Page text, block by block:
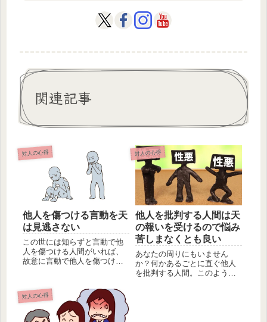
関連記事
対人の心得
他人を傷つける言動を天
は見逃さない
この世には知らずと言動で他
人を傷つける人間がいれば、
故意に言動で他人を傷つける
対人の心得
他人を批判する人間は天
の報いを受けるので悩み
苦しまなくとも良い
あなたの周りにもいません
か？何かあるごとに直ぐ他人
を批判する人間。このように
対人の心得